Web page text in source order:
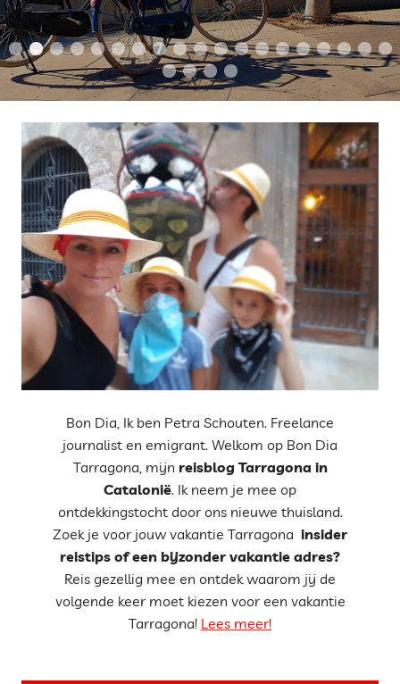
Bon Dia, Ik ben Petra Schouten. Freelance
journalist en emigrant. Welkom op Bon Dia
Tarragona, mijn reisblog Tarragona in
Catalonië. Ik neem je mee op
ontdekkingstocht door ons nieuwe thuisland.
Zoek je voor jouw vakantie Tarragona insider
reistips of een bijzonder vakantie adres?
Reis gezellig mee en ontdek waarom jij de
volgende keer moet kiezen voor een vakantie
Tarragona! Lees meer!